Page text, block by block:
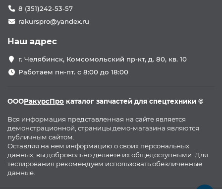
8 (351)242-53-57
rakurspro@yandex.ru
Наш адрес
г. Челябинск, Комсомольский пр-кт, д. 80, кв. 10
Работаем пн-пт. с 8:00 до 18:00
ОООРакурсПро каталог запчастей для спецтехники ©
Вся информация представленная на сайте является
демонстрационной, страницы демо-магазина являются
публичным сайтом.
Оставляя на нем информацию о своих персональных
данных, вы добровольно делаете их общедоступными. Для
тестирования рекомендуем использовать обезличенные
данные.